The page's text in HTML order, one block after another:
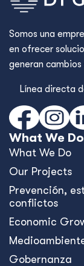
Somos una
en ofrecer
generan
Línea directa
What We Do
What We Do
Our Projects
Prevención,
conflictos
Economic
Gobernanza